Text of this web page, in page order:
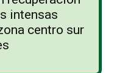
intensas
centro sur